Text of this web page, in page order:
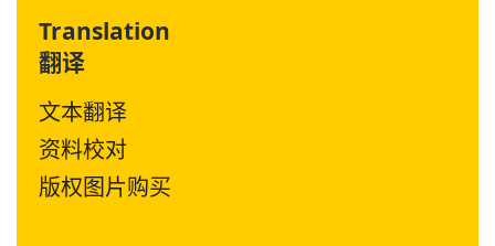
Translation
翻译
文本翻译
资料校对
版权图片购买